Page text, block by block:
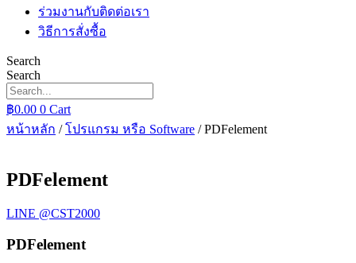
ร่วมงานกับติดต่อเรา
วิธีการสั่งซื้อ
Search
Search
฿0.00 0 Cart
หน้าหลัก /โปรแกรม หรือ Software / PDFelement
PDFelement
LINE @CST2000
PDFelement